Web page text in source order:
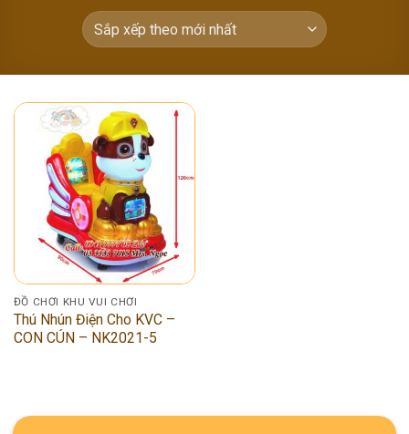
ĐỒ CHƠI KHU VUI CHƠI
Thú Nhún Điện Cho KVC –
CON CÚN – NK2021-5